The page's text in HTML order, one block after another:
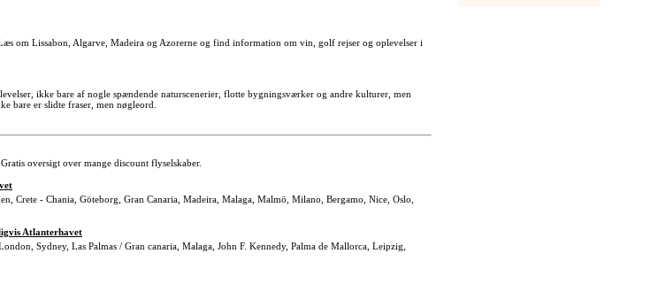
om Lissabon, Algarve, Madeira og Azorerne og find information om vin, golf rejser og oplevelser i
ikke bare af nogle spændende naturscenerier, flotte bygningsværker og andre kulturer, men
bare er slidte fraser, men nøgleord.
oversigt over mange discount flyselskaber.
Crete - Chania, Göteborg, Gran Canaria, Madeira, Malaga, Malmö, Milano, Bergamo, Nice, Oslo,
Atlanterhavet
Sydney, Las Palmas / Gran canaria, Malaga, John F. Kennedy, Palma de Mallorca, Leipzig,